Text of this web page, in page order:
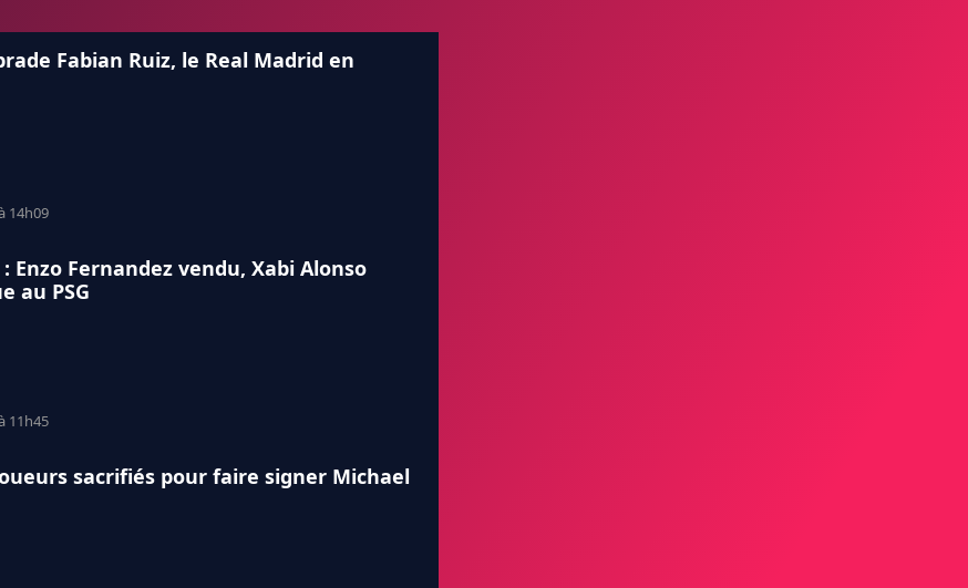
Fabian Ruiz, le Real Madrid en
14h09
: Enzo Fernandez vendu, Xabi Alonso
au PSG
11h45
sacrifiés pour faire signer Michael